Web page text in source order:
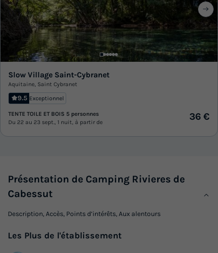
Slow Village Saint-Cybranet
Aquitaine Saint Cybranet
9.5 Exceptionnel
TENTE TOILE ET BOIS 5 personnes
Du 22 au 23 sept., 1 nuit, à partir de
36 €
Présentation de Camping Rivieres de
Cabessut
Description, Accès, Points d’intérêts, Aux alentours
Les Plus de l'établissement